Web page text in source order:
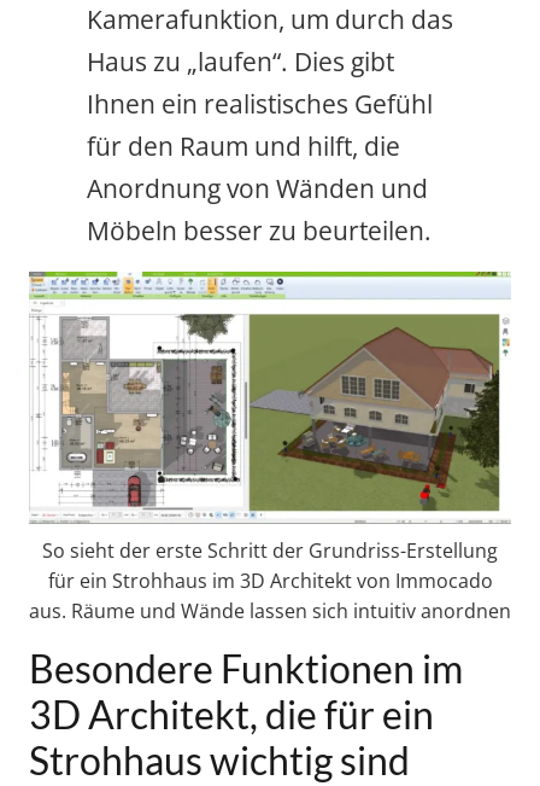
Kamerafunktion, um durch das
Haus zu „laufen“. Dies gibt
Ihnen ein realistisches Gefühl
für den Raum und hilft, die
Anordnung von Wänden und
Möbeln besser zu beurteilen.
So sieht der erste Schritt der Grundriss-Erstellung
für ein Strohhaus im 3D Architekt von Immocado
aus. Räume und Wände lassen sich intuitiv anordnen
Besondere Funktionen im
3D Architekt, die für ein
Strohhaus wichtig sind